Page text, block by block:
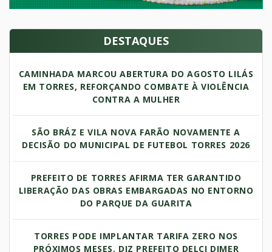
DESTAQUES
CAMINHADA MARCOU ABERTURA DO AGOSTO LILÁS
EM TORRES, REFORÇANDO COMBATE À VIOLÊNCIA
CONTRA A MULHER
SÃO BRÁZ E VILA NOVA FARÃO NOVAMENTE A
DECISÃO DO MUNICIPAL DE FUTEBOL TORRES 2026
PREFEITO DE TORRES AFIRMA TER GARANTIDO
LIBERAÇÃO DAS OBRAS EMBARGADAS NO ENTORNO
DO PARQUE DA GUARITA
TORRES PODE IMPLANTAR TARIFA ZERO NOS
PRÓXIMOS MESES, DIZ PREFEITO DELCI DIMER